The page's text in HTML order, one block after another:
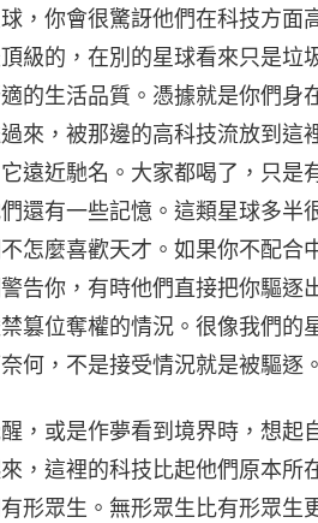
，你會很驚訝他們在科技方面
級的，在別的星球看來只是垃
的生活品質。憑據就是你們身
來，被那邊的高科技流放到這
遠近馳名。大家都喝了，只是
還有一些記憶。這類星球多半
怎麼喜歡天才。如果你不配合
告你，有時他們直接把你驅逐
篡位奪權的情況。很像我們的
何，不是接受情況就是被驅逐。
，或是作夢看到境界時，想起
，這裡的科技比起他們原本所
形眾生。無形眾生比有形眾生